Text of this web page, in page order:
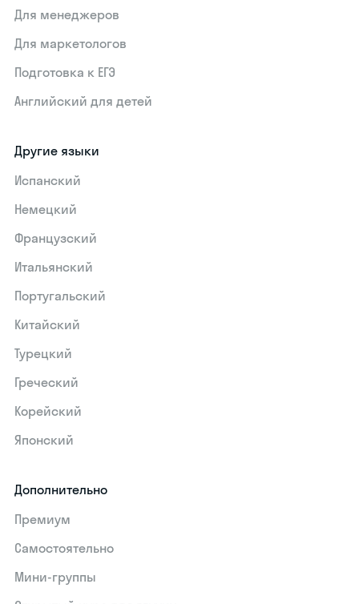
Для менеджеров
Для маркетологов
Подготовка к ЕГЭ
Английский для детей
Другие языки
Испанский
Немецкий
Французский
Итальянский
Португальский
Китайский
Турецкий
Греческий
Корейский
Японский
Дополнительно
Премиум
Самостоятельно
Мини-группы